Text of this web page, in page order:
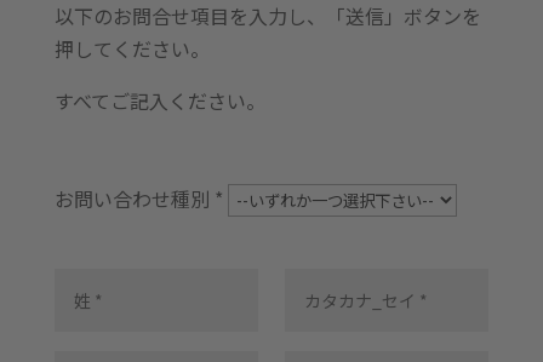
以下のお問合せ項目を入力し、「送信」ボタンを
押してください。
すべてご記入ください。​
お問い合わせ種別 *